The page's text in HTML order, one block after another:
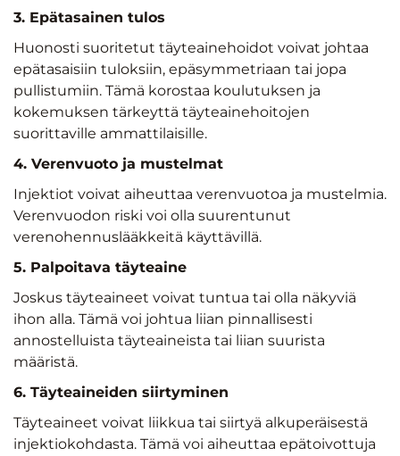
3. Epätasainen tulos
Huonosti suoritetut täyteainehoidot voivat johtaa
epätasaisiin tuloksiin, epäsymmetriaan tai jopa
pullistumiin. Tämä korostaa koulutuksen ja
kokemuksen tärkeyttä täyteainehoitojen
suorittaville ammattilaisille.
4. Verenvuoto ja mustelmat
Injektiot voivat aiheuttaa verenvuotoa ja mustelmia.
Verenvuodon riski voi olla suurentunut
verenohennuslääkkeitä käyttävillä.
5. Palpoitava täyteaine
Joskus täyteaineet voivat tuntua tai olla näkyviä
ihon alla. Tämä voi johtua liian pinnallisesti
annostelluista täyteaineista tai liian suurista
määristä.
6. Täyteaineiden siirtyminen
Täyteaineet voivat liikkua tai siirtyä alkuperäisestä
injektiokohdasta. Tämä voi aiheuttaa epätoivottuja